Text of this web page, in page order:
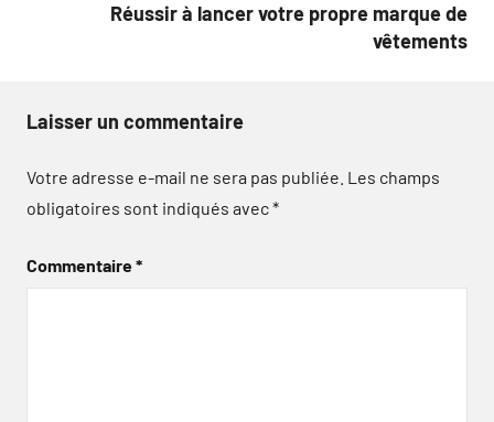
Réussir à lancer votre propre marque de
vêtements
Laisser un commentaire
Votre adresse e-mail ne sera pas publiée. Les champs
obligatoires sont indiqués avec*
Commentaire*